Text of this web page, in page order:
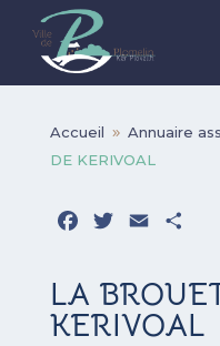
Accueil 9 Annuaire
DE KERIVOAL
Facebook
Twitter
Email
LA
KERIVOAL